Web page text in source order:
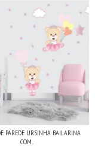
PAREDE URSINHA BAILARINA
COM...